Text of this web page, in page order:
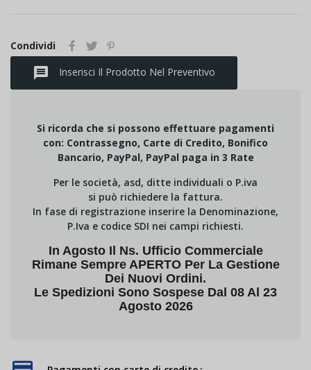
Condividi
message Inserisci Il Prodotto Nel Preventivo
Si ricorda che si possono effettuare pagamenti
con: Contrassegno, Carte di Credito, Bonifico
Bancario, PayPal, PayPal paga in 3 Rate
Per le società, asd, ditte individuali o P.iva
si può richiedere la fattura.
In fase di registrazione inserire la Denominazione,
P.Iva e codice SDI nei campi richiesti.
In Agosto Il Ns. Ufficio Commerciale
Rimane Sempre APERTO Per La Gestione
Dei Nuovi Ordini.
Le Spedizioni Sono Sospese Dal 08 Al 23
Agosto 2026